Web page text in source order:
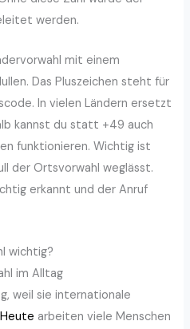
werden.
mit einem
Das Pluszeichen steht für
In vielen Ländern ersetzt
kannst du statt +49 auch
funktionieren. Wichtig ist
der Ortsvorwahl weglässt.
erkannt und der Anruf
wichtig?
im Alltag
weil sie internationale
Heutearbeiten viele Menschen